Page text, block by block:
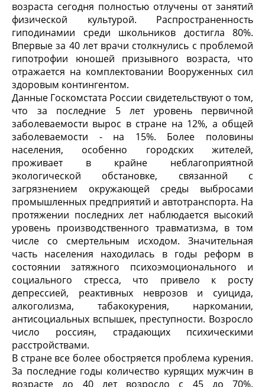
возраста сегодня полностью отлучены от занятий
физической культурой. Распространенность
гиподинамии среди школьников достигла 80%.
Впервые за 40 лет врачи столкнулись с проблемой
гипотрофии юношей призывного возраста, что
отражается на комплектовании Вооруженных сил
здоровым контингентом.
Данные Госкомстата России свидетельствуют о том,
что за последние 5 лет уровень первичной
заболеваемости вырос в стране на 12%, а общей
заболеваемости - на 15%. Более половины
населения, особенно городских жителей,
проживает в крайне неблагоприятной
экологической обстановке, связанной с
загрязнением окружающей среды выбросами
промышленных предприятий и автотранспорта. На
протяжении последних лет наблюдается высокий
уровень производственного травматизма, в том
числе со смертельным исходом. Значительная
часть населения находилась в годы реформ в
состоянии затяжного психоэмоционального и
социального стресса, что привело к росту
депрессией, реактивных неврозов и суицида,
алкоголизма, табакокурения, наркомании,
антисоциальных вспышек, преступности. Возросло
число россиян, страдающих психическими
расстройствами.
В стране все более обостряется проблема курения.
За последние годы количество курящих мужчин в
возрасте до 40 лет возросло с 45 до 70%.